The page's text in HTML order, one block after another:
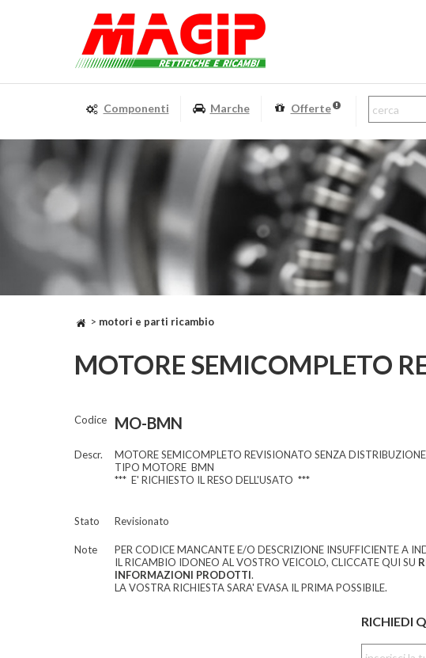
Componenti Marche Offerte
> motori e parti ricambio
MOTORE SEMICOMPLETO
Codice MO-BMN
Descr.
MOTORE SEMICOMPLETO REVISIONATO SENZA
TIPO MOTORE BMN
*** E' RICHIESTO IL RESO DELL'USATO ***
Stato Revisionato
Note
PER CODICE MANCANTE E/O DESCRIZIONE INSUFFICIENTE A
IL RICAMBIO IDONEO AL VOSTRO VEICOLO, CLICCATE QUI SU
INFORMAZIONI PRODOTTI.
LA VOSTRA RICHIESTA SARA' EVASA IL PRIMA POSSIBILE.
RICHIEDI